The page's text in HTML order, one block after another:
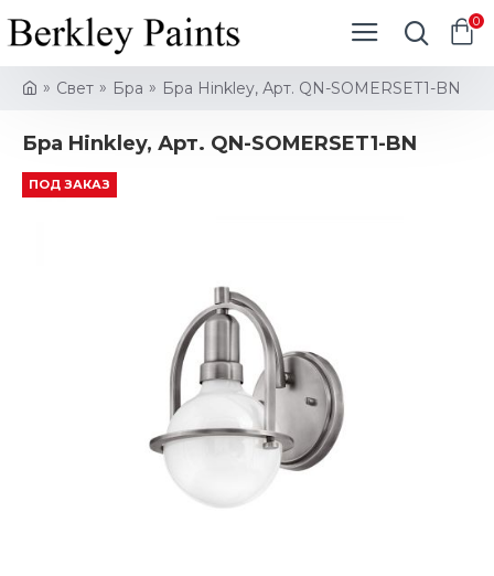
0
Свет Бра Бра Hinkley, Арт. QN-SOMERSET1-BN
Бра Hinkley, Арт. QN-SOMERSET1-BN
ПОД ЗАКАЗ